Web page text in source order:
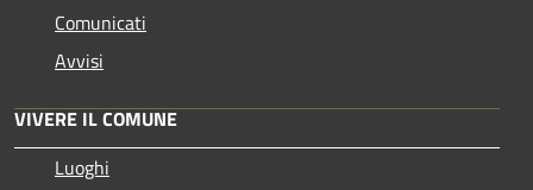
Comunicati
Avvisi
VIVERE IL COMUNE
Luoghi